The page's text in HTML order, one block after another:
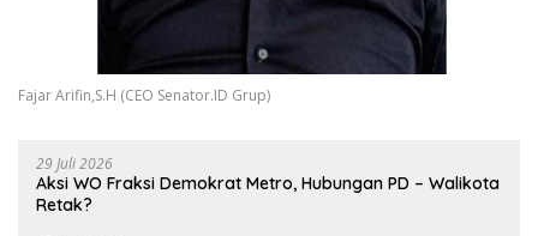
Fajar Arifin,S.H (CEO Senator.ID Grup)
29 Juli 2026
Aksi WO Fraksi Demokrat Metro, Hubungan PD – Walikota
Retak?